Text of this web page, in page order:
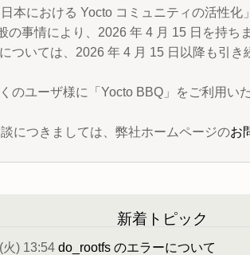
本における Yocto コミュニティの活性
の事情により、2026 年 4 月 15 日を持ち
ついては、2026 年 4 月 15 日以降も引き
のユーザ様に「Yocto BBQ」をご利用い
につきましては、弊社ホームページのお
新着トピック
火) 13:54 do_rootfs のエラーについて